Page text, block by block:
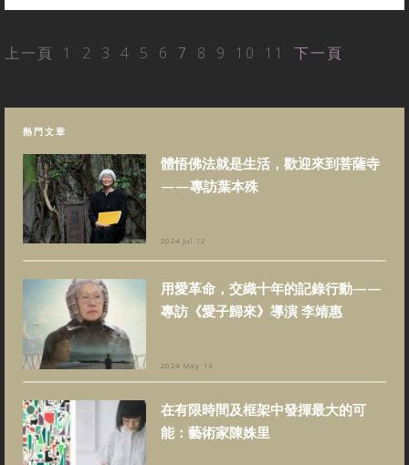
上一頁 1 2 3 4 5 6 7 8 9 10 11 下一頁
熱門文章
體悟佛法就是生活，歡迎來到菩薩寺
——專訪葉本殊
2024 Jul 12
用愛革命，交織十年的記錄行動——
專訪《愛子歸來》導演 李靖惠
2024 May 13
在有限時間及框架中發揮最大的可
能：藝術家陳姝里